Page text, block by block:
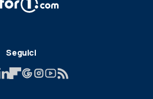
Seguici